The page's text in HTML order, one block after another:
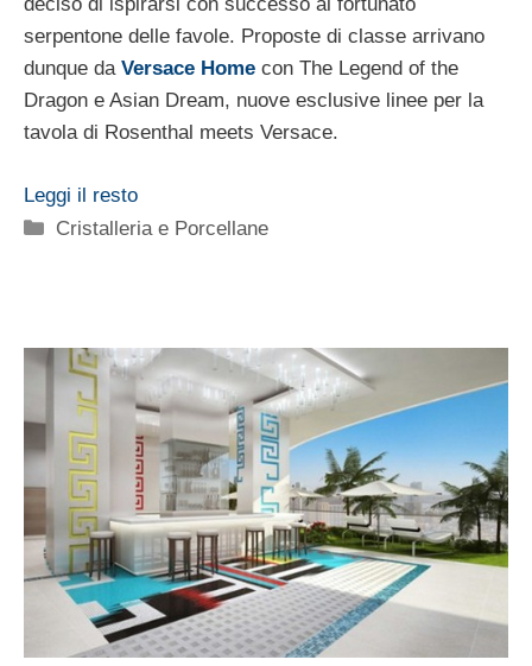
serpentone delle favole. Proposte di classe arrivano
dunque da Versace Home con The Legend of the
Dragon e Asian Dream, nuove esclusive linee per la
tavola di Rosenthal meets Versace.
Leggi il resto
Categorie
Cristalleria e Porcellane